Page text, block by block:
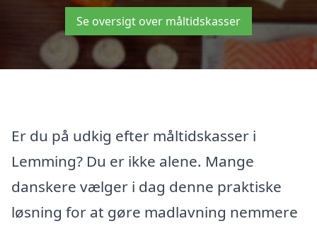
Se oversigt over måltidskasser
Er du på udkig efter måltidskasser i
Lemming? Du er ikke alene. Mange
danskere vælger i dag denne praktiske
løsning for at gøre madlavning nemmere